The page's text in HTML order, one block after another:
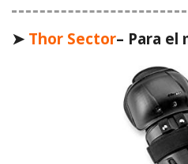
➤ Thor Sector– Para